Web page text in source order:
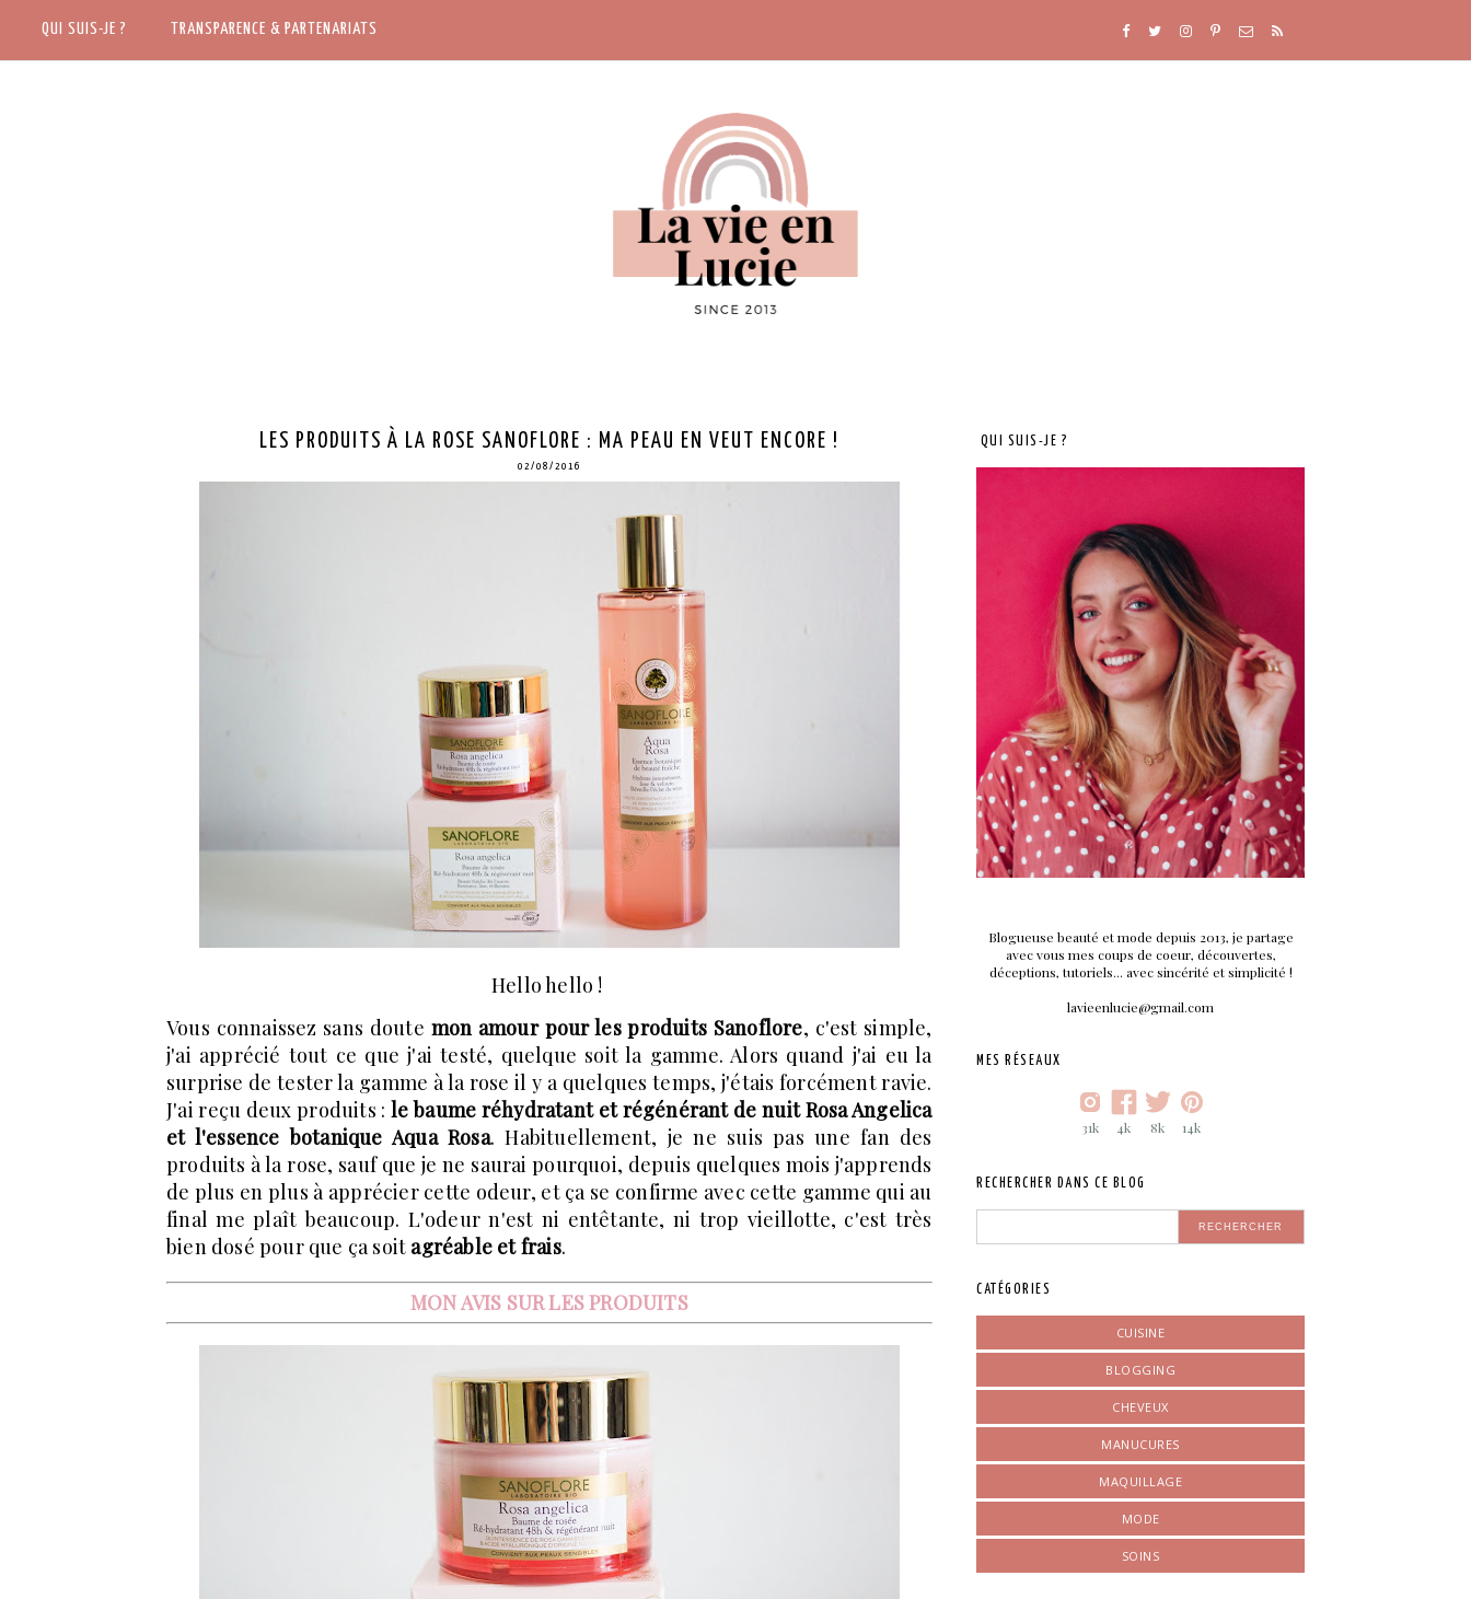
ACCUEIL QUI SUIS-JE ? TRANSPARENCE & PARTENARIATS
LES PRODUITS À LA ROSE SANOFLORE : MA PEAU EN VEUT ENCORE !
02/08/2016
Hello hello !
Vous connaissez sans doute mon amour pour les produits Sanoflore, c'est simple,
j'ai apprécié tout ce que j'ai testé, quelque soit la gamme. Alors quand j'ai eu la
surprise de tester la gamme à la rose il y a quelques temps, j'étais forcément ravie.
J'ai reçu deux produits :le baume réhydratant et régénérant de nuit Rosa Angelica
et l'essence botanique Aqua Rosa. Habituellement, je ne suis pas une fan des
produits à la rose, sauf que je ne saurai pourquoi, depuis quelques mois j'apprends
de plus en plus à apprécier cette odeur, et ça se confirme avec cette gamme qui au
final me plaît beaucoup. L'odeur n'est ni entêtante, ni trop vieillotte, c'est très
bien dosé pour que ça soit agréable et frais.
MON AVIS SUR LES PRODUITS
QUI SUIS-JE ?
Blogueuse beauté et mode depuis 2013, je partage
avec vous mes coups de coeur, découvertes,
déceptions, tutoriels... avec sincérité et simplicité !
lavieenlucie@gmail.com
MES RÉSEAUX
31k 4k 8k 14k
RECHERCHER DANS CE BLOG
CATÉGORIES
CUISINE
BLOGGING
CHEVEUX
MANUCURES
MAQUILLAGE
MODE
SOINS
QUI SUIS-JE ? TRANSPARENCE & PARTENARIATS